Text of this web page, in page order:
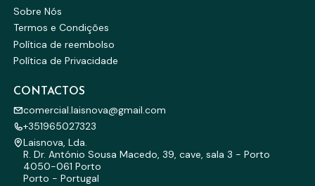
Sobre Nós
Termos e Condições
Política de reembolso
Política de Privacidade
CONTACTOS
comercial.laisnova@gmail.com
+351965027323
Laisnova, Lda.
R. Dr. António Sousa Macedo, 39, cave, sala 3 - Porto
4050-061 Porto
Porto - Portugal